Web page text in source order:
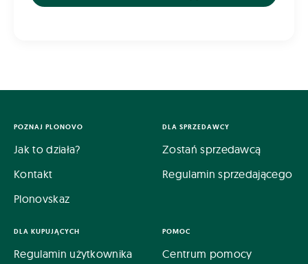
POZNAJ PLONOVO
Jak to działa?
Kontakt
Plonovskaz
DLA SPRZEDAWCY
Zostań sprzedawcą
Regulamin sprzedającego
DLA KUPUJĄCYCH
Regulamin użytkownika
POMOC
Centrum pomocy